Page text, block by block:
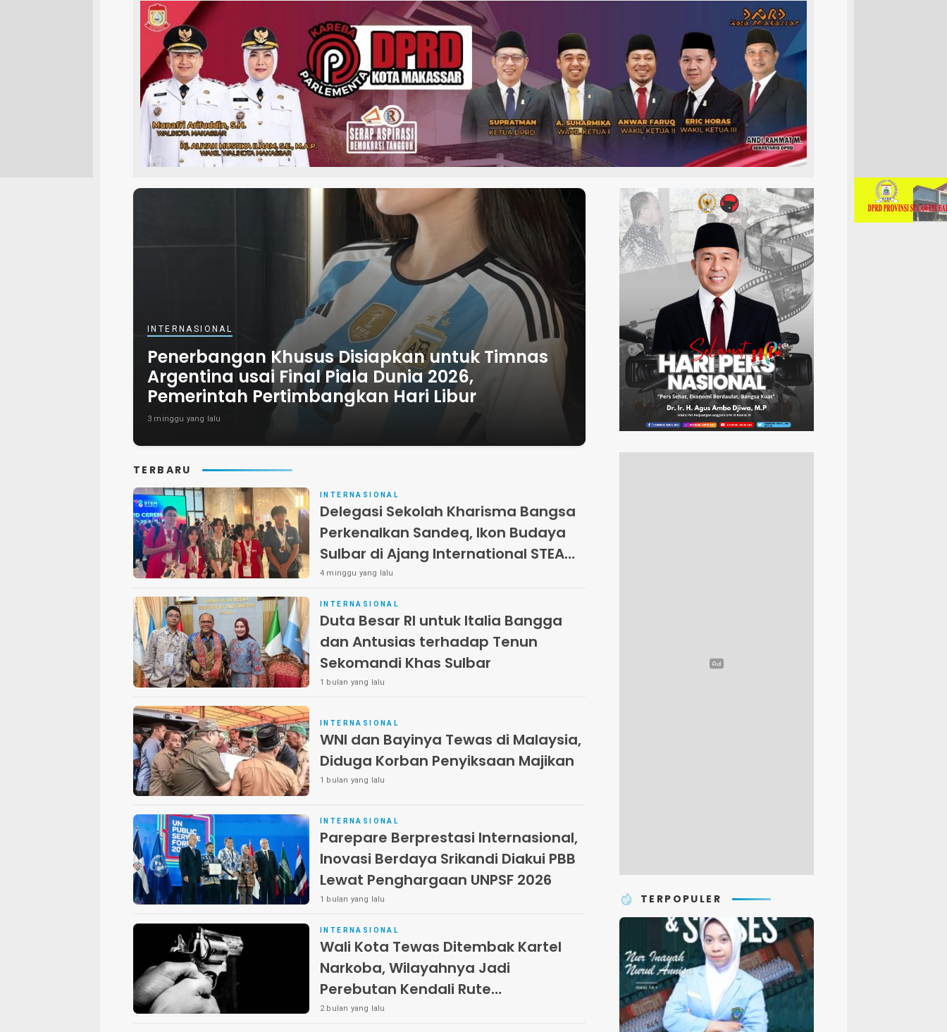
INTERNASIONAL
Penerbangan Khusus Disiapkan untuk Timnas
Argentina usai Final Piala Dunia 2026,
Pemerintah Pertimbangkan Hari Libur
3 minggu yang lalu
TERBARU
INTERNASIONAL
Delegasi Sekolah Kharisma Bangsa
Perkenalkan Sandeq, Ikon Budaya
Sulbar di Ajang International STEAM
Olympiad 2026 di Roma
4 minggu yang lalu
INTERNASIONAL
Duta Besar RI untuk Italia Bangga
dan Antusias terhadap Tenun
Sekomandi Khas Sulbar
1 bulan yang lalu
INTERNASIONAL
WNI dan Bayinya Tewas di Malaysia,
Diduga Korban Penyiksaan Majikan
1 bulan yang lalu
INTERNASIONAL
Parepare Berprestasi Internasional,
Inovasi Berdaya Srikandi Diakui PBB
Lewat Penghargaan UNPSF 2026
1 bulan yang lalu
INTERNASIONAL
Wali Kota Tewas Ditembak Kartel
Narkoba, Wilayahnya Jadi
Perebutan Kendali Rute
Perdagangan Narkoba
2 bulan yang lalu
TERPOPULER